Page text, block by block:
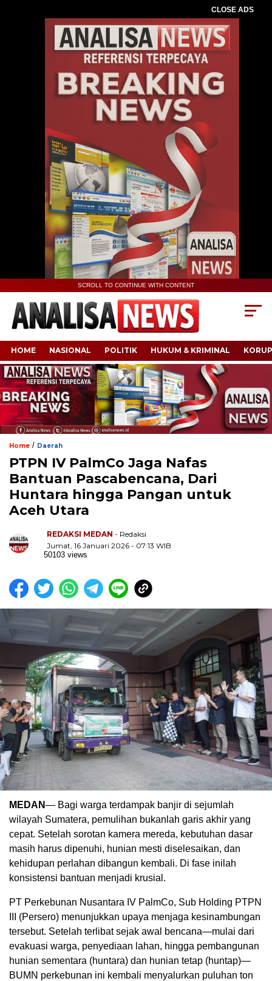
CLOSE ADS
SCROLL TO CONTINUE WITH CONTENT
HOME NASIONAL POLITIK HUKUM & KRIMINAL
Home / Daerah
PTPN IV PalmCo Jaga Nafas
Bantuan Pascabencana, Dari
Huntara hingga Pangan untuk
Aceh Utara
REDAKSI MEDAN - Redaksi
Jumat, 16 Januari 2026 - 07:13 WIB
50103 views
MEDAN— Bagi warga terdampak banjir di sejumlah
wilayah Sumatera, pemulihan bukanlah garis akhir yang
cepat. Setelah sorotan kamera mereda, kebutuhan dasar
masih harus dipenuhi, hunian mesti diselesaikan, dan
kehidupan perlahan dibangun kembali. Di fase inilah
konsistensi bantuan menjadi krusial.
PT Perkebunan Nusantara IV PalmCo, Sub Holding PTPN
III (Persero) menunjukkan upaya menjaga kesinambungan
tersebut. Setelah terlibat sejak awal bencana—mulai dari
evakuasi warga, penyediaan lahan, hingga pembangunan
hunian sementara (huntara) dan hunian tetap (huntap)—
BUMN perkebunan ini kembali menyalurkan puluhan ton